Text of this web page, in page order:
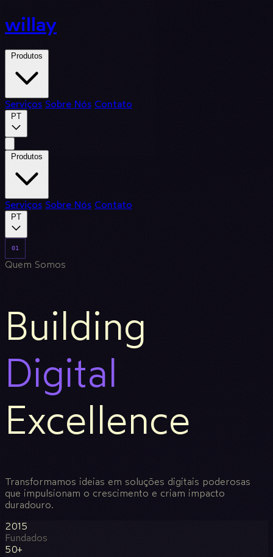
willay
Produtos
Serviços Sobre Nós Contato
PT
Produtos
Serviços Sobre Nós Contato
PT
01
Quem Somos
Building
Digital
Excellence
Transformamos ideias em soluções digitais poderosas
que impulsionam o crescimento e criam impacto
duradouro.
2015
Fundados
50+